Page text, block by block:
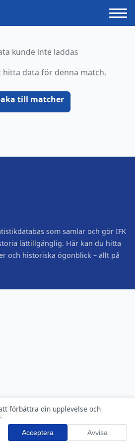
förbättra din upplevelse och
Acceptera Avvisa
kunde inte laddas
hitta data för denna match.
till matcher
som samlar och gör IFK
lättillgänglig. Här kan du hitta
och historiska ögonblick – allt på